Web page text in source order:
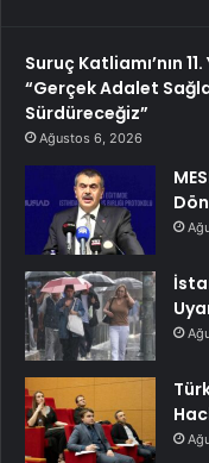
Suruç Katliamı’nın
“Gerçek Adalet
Sürdüreceğiz”
Ağustos 6, 2026